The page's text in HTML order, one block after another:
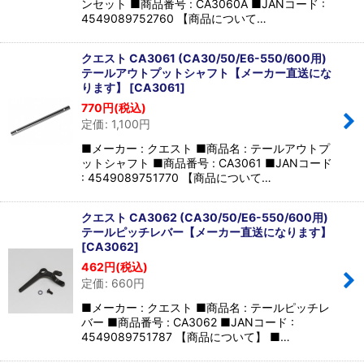
ンセット ■商品番号 : CA3060A ■JANコード :
4549089752760 【商品について…
クエスト CA3061 (CA30/50/E6-550/600用)
テールアウトプットシャフト【メーカー直送にな
ります】
[CA3061]
770円(税込)
定価: 1,100円
■メーカー : クエスト ■商品名 : テールアウトプ
ットシャフト ■商品番号 : CA3061 ■JANコード
: 4549089751770 【商品について…
クエスト CA3062 (CA30/50/E6-550/600用)
テールピッチレバー【メーカー直送になります】
[CA3062]
462円(税込)
定価: 660円
■メーカー : クエスト ■商品名 : テールピッチレ
バー ■商品番号 : CA3062 ■JANコード :
4549089751787 【商品について】 ■…